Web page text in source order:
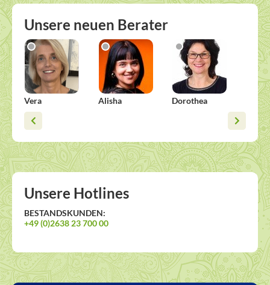
Unsere neuen Berater
Vera Alisha Dorothea
Unsere Hotlines
BESTANDSKUNDEN:
+49 (0)2638 23 700 00